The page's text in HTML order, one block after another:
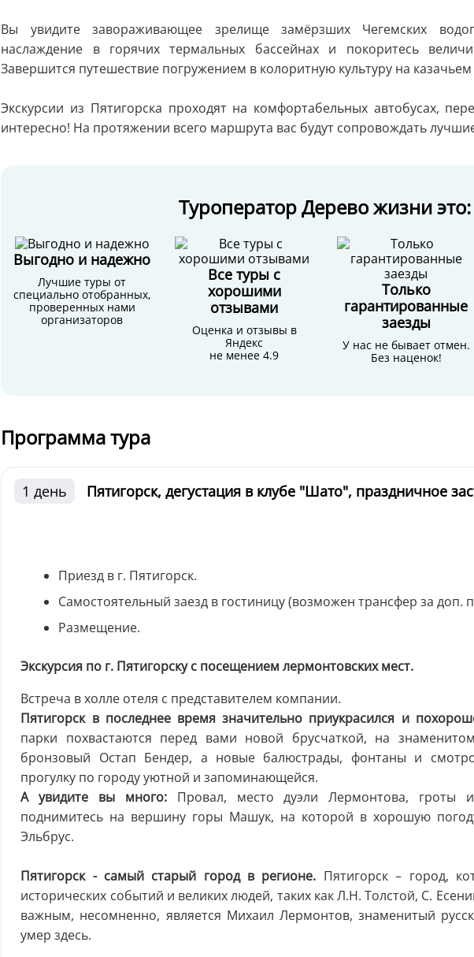
Вы увидите завораживающее зрелище замёрзших Чегемских
наслаждение в горячих термальных бассейнах и покоритесь
Завершится путешествие погружением в колоритную культуру на
Экскурсии из Пятигорска проходят на комфортабельных автобусах,
интересно! На протяжении всего маршрута вас будут сопровождать
Туроператор Дерево жизни это:
Выгодно и надежно
Лучшие туры от
специально отобранных,
проверенных нами
организаторов
Все туры с
хорошими
отзывами
Оценка и отзывы в
Яндекс
не менее 4.9
Только
гарантированные
заезды
У нас не бывает отмен.
Без наценок!
Программа тура
1 день Пятигорск, дегустация в клубе "Шато", праздничное
Приезд в г. Пятигорск.
Самостоятельный заезд в гостиницу (возможен трансфер за доп.
Размещение.
Экскурсия по г. Пятигорску с посещением лермонтовских мест.
Встреча в холле отеля с представителем компании.
Пятигорск в последнее время значительно приукрасился и
парки похвастаются перед вами новой брусчаткой, на
бронзовый Остап Бендер, а новые балюстрады, фонтаны и
прогулку по городу уютной и запоминающейся.
А увидите вы много:Провал, место дуэли Лермонтова, гроты
поднимитесь на вершину горы Машук, на которой в хорошую
Эльбрус.
Пятигорск - самый старый город в регионе. Пятигорск – город,
исторических событий и великих людей, таких как Л.Н. Толстой, С.
важным, несомненно, является Михаил Лермонтов, знаменитый
умер здесь.